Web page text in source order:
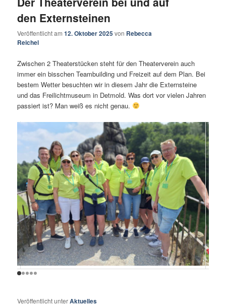
den Externsteinen
Veröffentlicht am12. Oktober 2025von Rebecca
Reichel
Zwischen 2 Theaterstücken steht für den Theaterverein auch
immer ein bisschen Teambuilding und Freizeit auf dem Plan. Bei
bestem Wetter besuchten wir in diesem Jahr die Externsteine
und das Freilichtmuseum in Detmold. Was dort vor vielen Jahren
passiert ist? Man weiß es nicht genau.
Veröffentlicht unterAktuelles